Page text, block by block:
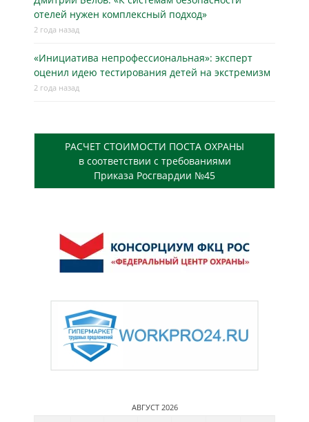
отелей нужен комплексный подход»
2 года назад
«Инициатива непрофессиональная»: эксперт
оценил идею тестирования детей на экстремизм
2 года назад
РАСЧЕТ СТОИМОСТИ ПОСТА ОХРАНЫ
в соответствии с требованиями
Приказа Росгвардии №45
АВГУСТ 2026